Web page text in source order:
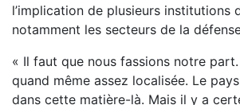
l’implication de plusieurs institutions
notamment les secteurs de la
« Il faut que nous fassions notre part.
quand même assez localisée. Le
dans cette matière-là. Mais il y a